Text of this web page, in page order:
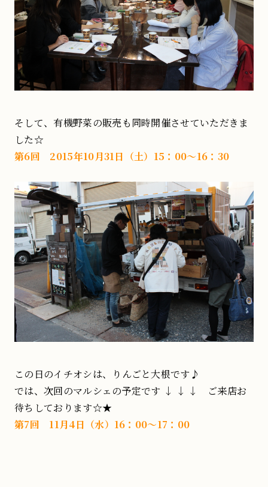
そして、有機野菜の販売も同時開催させていただきま
した☆
第6回 2015年10月31日（土）15：00～16：30
この日のイチオシは、りんごと大根です♪
では、次回のマルシェの予定です ↓ ↓ ↓ ご来店お
待ちしております☆★
第7回 11月4日（水）16：00～17：00